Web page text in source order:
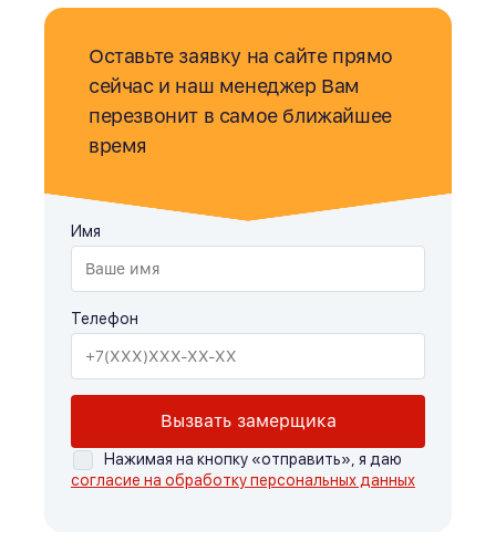
Оставьте заявку на сайте прямо
сейчас и наш менеджер Вам
перезвонит в самое ближайшее
время
Имя
Телефон
Вызвать замерщика
Нажимая на кнопку «отправить», я даю
согласие на обработку персональных данных